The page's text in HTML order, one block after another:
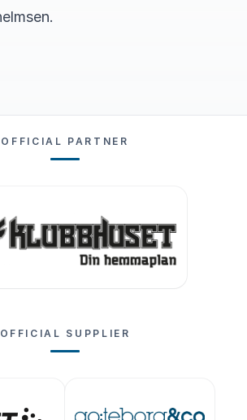
OFFICIAL PARTNER
OFFICIAL SUPPLIER